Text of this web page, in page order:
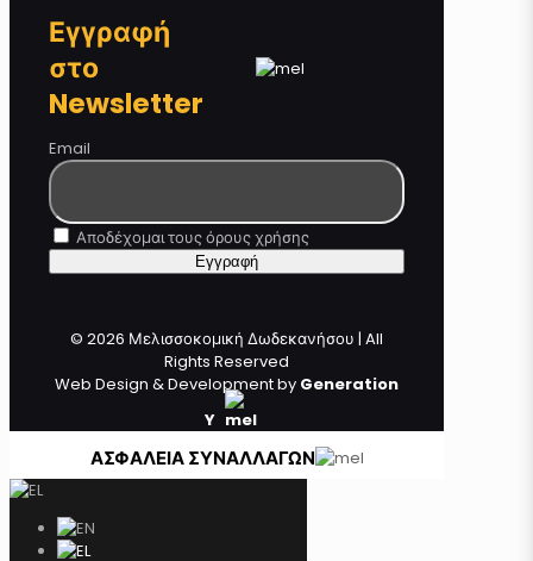
Εγγραφή
στο
Newsletter
Email
Αποδέχομαι τους όρους χρήσης
© 2026 Μελισσοκομική Δωδεκανήσου | All
Rights Reserved
Web Design & Development by Generation
Y
ΑΣΦΑΛΕΙΑ ΣΥΝΑΛΛΑΓΩΝ